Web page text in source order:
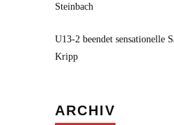
Steinbach
U13-2 beendet sensationelle
Kripp
ARCHIV